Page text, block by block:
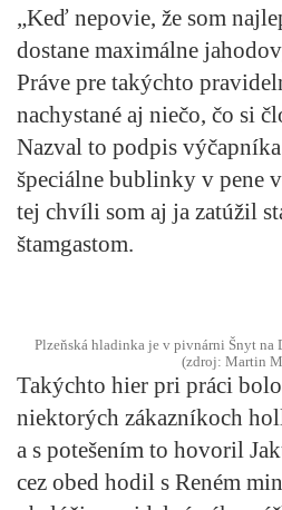
„Keď nepovie, že som
dostane maximálne
Práve pre takýchto
nachystané aj niečo, čo si
Nazval to podpis
špeciálne bublinky v pene
tej chvíli som aj ja zatúžil
štamgastom.
Plzeňská hladinka je v pivnárni Šnyt na
(zdroj: Martin
Takýchto hier pri práci
niektorých zákazníkoch
a s potešením to hovoril
cez obed hodil s Reném